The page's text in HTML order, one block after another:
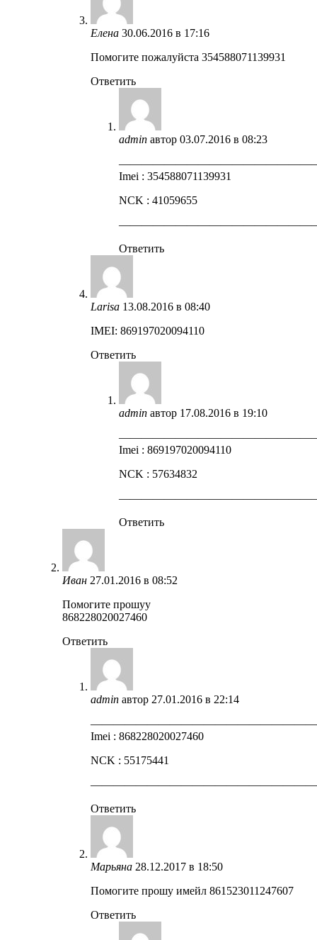
Елена 30.06.2016 в 17:16
Помогите пожалуйста 354588071139931
Ответить
admin автор 03.07.2016 в 08:23
Imei : 354588071139931
NCK : 41059655
Ответить
Larisa 13.08.2016 в 08:40
IMEI: 869197020094110
Ответить
admin автор 17.08.2016 в 19:10
Imei : 869197020094110
NCK : 57634832
Ответить
Иван 27.01.2016 в 08:52
Помогите прошуу
868228020027460
Ответить
admin автор 27.01.2016 в 22:14
Imei : 868228020027460
NCK : 55175441
Ответить
Марьяна 28.12.2017 в 18:50
Помогите прошу имейл 861523011247607
Ответить